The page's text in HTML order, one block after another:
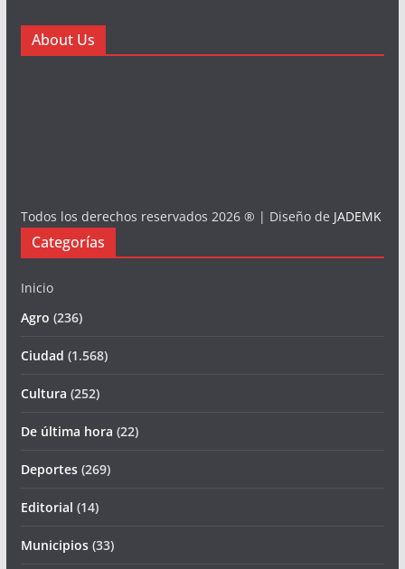
About Us
Todos los derechos reservados 2026 ® | Diseño de JADEMK
Categorías
Inicio
Agro (236)
Ciudad (1.568)
Cultura (252)
De última hora (22)
Deportes(269)
Editorial (14)
Municipios(33)